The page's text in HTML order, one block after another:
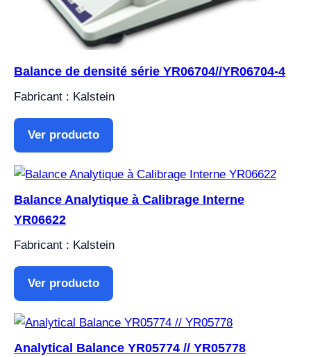
Balance de densité série YR06704//YR06704-4
Fabricant : Kalstein
Ver producto
Balance Analytique à Calibrage Interne
YR06622
Fabricant : Kalstein
Ver producto
Analytical Balance YR05774 // YR05778